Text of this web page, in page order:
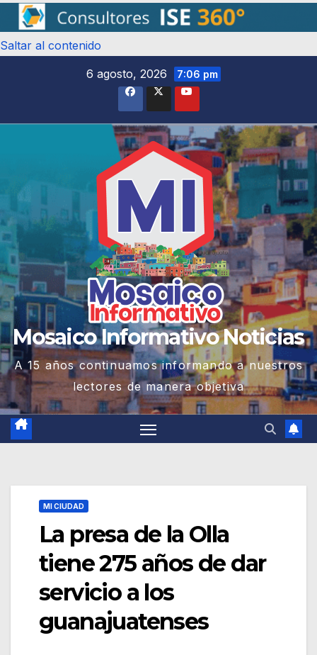
Saltar al contenido
6 agosto, 2026
7:06 pm
Mosaico Informativo Noticias
A 15 años continuamos informando a nuestros
lectores de manera objetiva
MI CIUDAD
La presa de la Olla
tiene 275 años de dar
servicio a los
guanajuatenses